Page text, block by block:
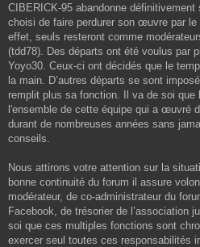
CIBERICK-95 abandonne définitivement
choisi de faire perdurer son œuvre par le
effet, seuls resteront comme
(tdd78). Des départs ont été voulus par
Yoyo30. Ceux-ci ont décidés que le
la main. D’autres départs se sont
remplit plus sa fonction. Il va de soi que
l'ensemble de cette équipe qui a œuvré
durant de nombreuses années sans
conseils.
Nous attirons votre attention sur la
bonne continuité du forum il assure
modérateur, de co-administrateur du
Facebook, de trésorier de l’association
soi que ces multiples fonctions sont
exercer seul toutes ces responsabilités